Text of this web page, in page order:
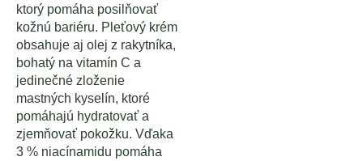
ktorý pomáha posilňovať
kožnú bariéru. Pleťový krém
obsahuje aj olej z rakytníka,
bohatý na vitamín C a
jedinečné zloženie
mastných kyselín, ktoré
pomáhajú hydratovať a
zjemňovať pokožku. Vďaka
3 % niacínamidu pomáha